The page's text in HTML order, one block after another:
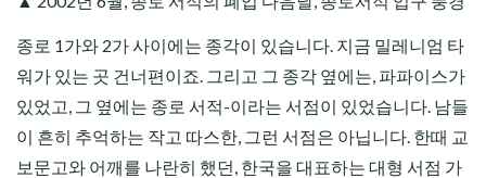
종로 1가와 2가 사이에는 종각이 있습니다. 지금 밀레니엄 타
워가 있는 곳 건너편이죠. 그리고 그 종각 옆에는, 파파이스가
있었고, 그 옆에는 종로 서적-이라는 서점이 있었습니다. 남들
이 흔히 추억하는 작고 따스한, 그런 서점은 아닙니다. 한때 교
보문고와 어깨를 나란히 했던, 한국을 대표하는 대형 서점 가